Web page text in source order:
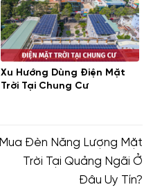
Xu Hướng Dùng Điện Mặt
Trời Tại Chung Cư
Mua Đèn Năng Lượng Mặt
Trời Tại Quảng Ngãi Ở
Đâu Uy Tín?